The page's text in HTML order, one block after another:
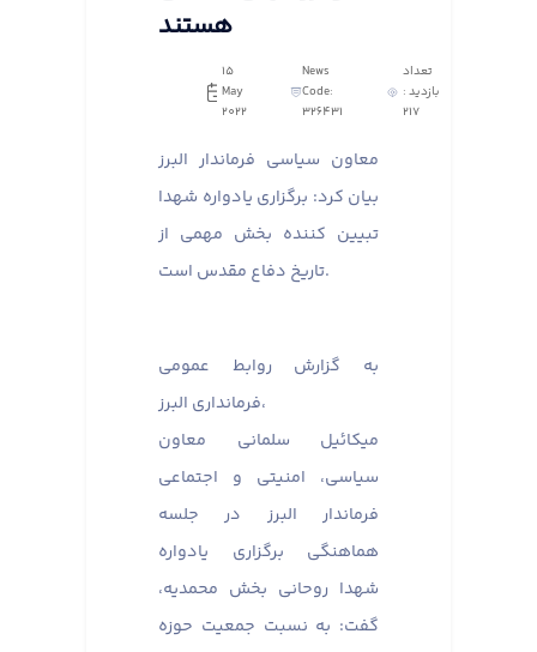
هستند
15
May
2022
News
Code:
326431
تعداد
بازدید :
217
معاون سیاسی فرماندار البرز
بیان کرد: برگزاری یادواره شهدا
تبیین کننده بخش مهمی از
تاریخ دفاع مقدس است.
به گزارش روابط عمومی
فرمانداری البرز،
میکائیل سلمانی معاون
سیاسی، امنیتی و اجتماعی
فرماندار البرز در جلسه
هماهنگی برگزاری یادواره
شهدا روحانی بخش محمدیه،
گفت: به نسبت جمعیت حوزه